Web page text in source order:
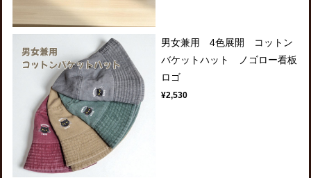
男女兼用 4色展開 コットン
バケットハット ノゴロー看板
ロゴ
¥2,530